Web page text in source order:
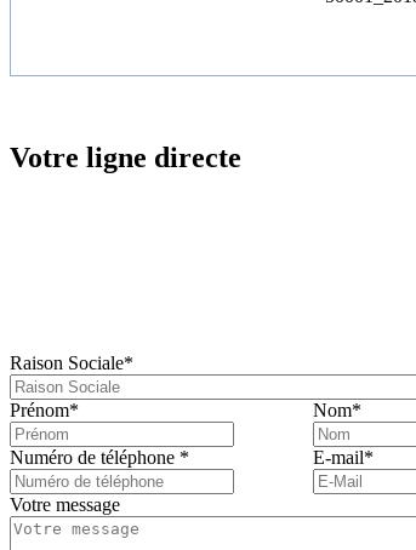
Votre ligne directe
Raison Sociale*
Prénom* Nom*
Numéro de téléphone * E-mail*
Votre message